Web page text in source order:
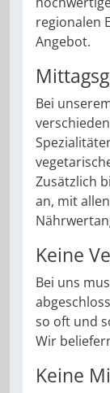
regionalen
Angebot.
Bei
Zusätzlich
an, mit
Keine
Bei uns
so oft und
Wir
Keine